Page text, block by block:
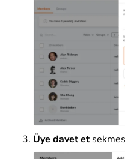
Üye davet et